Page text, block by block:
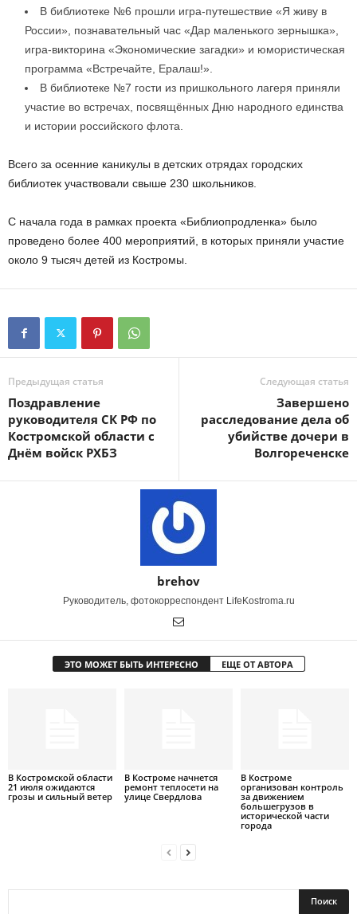
В библиотеке №6 прошли игра-путешествие «Я живу в
России», познавательный час «Дар маленького зернышка»,
игра-викторина «Экономические загадки» и юмористическая
программа «Встречайте, Ералаш!».
В библиотеке №7 гости из пришкольного лагеря приняли
участие во встречах, посвящённых Дню народного единства
и истории российского флота.
Всего за осенние каникулы в детских отрядах городских
библиотек участвовали свыше 230 школьников.
С начала года в рамках проекта «Библиопродленка» было
проведено более 400 мероприятий, в которых приняли участие
около 9 тысяч детей из Костромы.
Предыдущая статья
Поздравление
руководителя СК РФ по
Костромской области с
Днём войск РХБЗ
Следующая статья
Завершено
расследование дела об
убийстве дочери в
Волгореченске
brehov
Руководитель, фотокорреспондент LifeKostroma.ru
ЭТО МОЖЕТ БЫТЬ ИНТЕРЕСНО ЕЩЕ ОТ АВТОРА
В Костромской области
21 июля ожидаются
грозы и сильный ветер
В Костроме начнется
ремонт теплосети на
улице Свердлова
В Костроме
организован контроль
за движением
большегрузов в
исторической части
города